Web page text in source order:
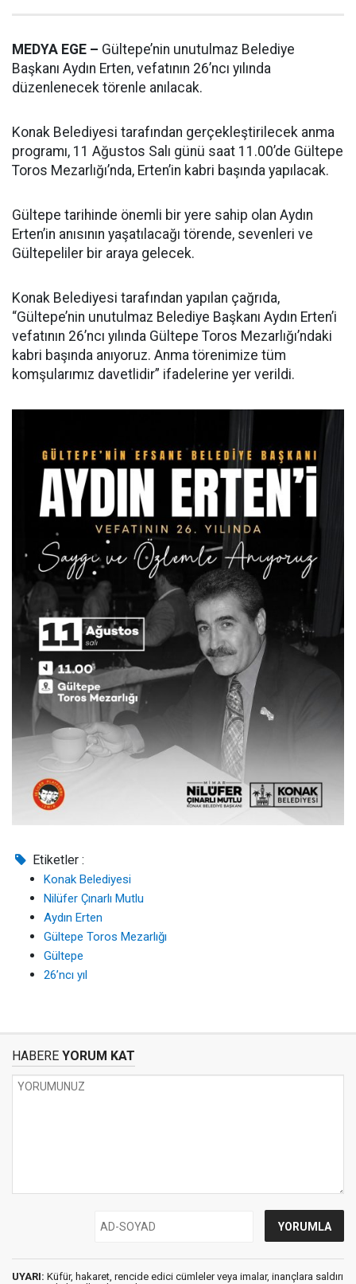
MEDYA EGE – Gültepe’nin unutulmaz Belediye
Başkanı Aydın Erten, vefatının 26’ncı yılında
düzenlenecek törenle anılacak.
Konak Belediyesi tarafından gerçekleştirilecek anma
programı, 11 Ağustos Salı günü saat 11.00’de Gültepe
Toros Mezarlığı’nda, Erten’in kabri başında yapılacak.
Gültepe tarihinde önemli bir yere sahip olan Aydın
Erten’in anısının yaşatılacağı törende, sevenleri ve
Gültepeliler bir araya gelecek.
Konak Belediyesi tarafından yapılan çağrıda,
“Gültepe’nin unutulmaz Belediye Başkanı Aydın Erten’i
vefatının 26’ncı yılında Gültepe Toros Mezarlığı’ndaki
kabri başında anıyoruz. Anma törenimize tüm
komşularımız davetlidir” ifadelerine yer verildi.
Etiketler :
Konak Belediyesi
Nilüfer Çınarlı Mutlu
Aydın Erten
Gültepe Toros Mezarlığı
Gültepe
26’ncı yıl
HABERE YORUM KAT
UYARI: Küfür, hakaret, rencide edici cümleler veya imalar, inançlara saldırı